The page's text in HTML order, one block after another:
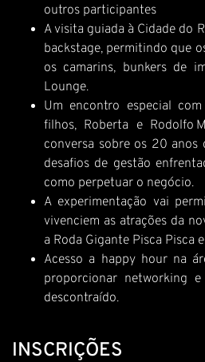
outros participantes
A visita guiada à Cidade do
backstage, permitindo que
os camarins, bunkers de
Lounge.
Um encontro especial
filhos, Roberta e Rodolfo
conversa sobre os 20 anos
desafios de gestão
como perpetuar o negócio.
A experimentação vai
vivenciem as atrações da
a Roda Gigante Pisca Pisca
Acesso a happy hour na
proporcionar networking
descontraído.
INSCRIÇÕES